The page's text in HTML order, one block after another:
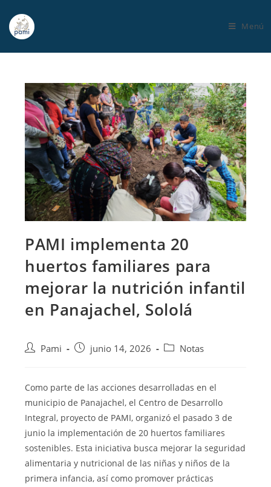
Menú
PAMI implementa 20
huertos familiares para
mejorar la nutrición infantil
en Panajachel, Sololá
Pami junio 14, 2026 Notas
Como parte de las acciones desarrolladas en el
municipio de Panajachel, el Centro de Desarrollo
Integral, proyecto de PAMI, organizó el pasado 3 de
junio la implementación de 20 huertos familiares
sostenibles. Esta iniciativa busca mejorar la seguridad
alimentaria y nutricional de las niñas y niños de la
primera infancia, así como promover prácticas